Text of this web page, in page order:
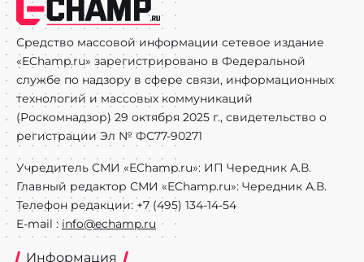
Средство массовой информации сетевое издание
«EChamp.ru» зарегистрировано в Федеральной
службе по надзору в сфере связи, информационных
технологий и массовых коммуникаций
(Роскомнадзор) 29 октября 2025 г., свидетельство о
регистрации Эл № ФС77-90271
Учредитель СМИ «EChamp.ru»: ИП Чередник А.В.
Главный редактор СМИ «EChamp.ru»: Чередник А.В.
Телефон редакции: +7 (495) 134-14-54
E-mail : info@echamp.ru
Информация